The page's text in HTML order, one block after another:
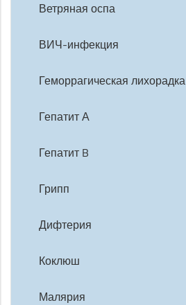
Ветряная оспа
ВИЧ-инфекция
Геморрагическая лихорадка
Гепатит А
Гепатит B
Грипп
Дифтерия
Коклюш
Малярия